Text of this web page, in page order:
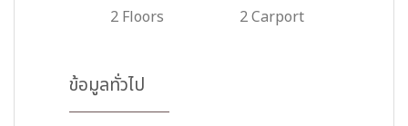
2 Floors 2 Carport
ข้อมูลทั่วไป